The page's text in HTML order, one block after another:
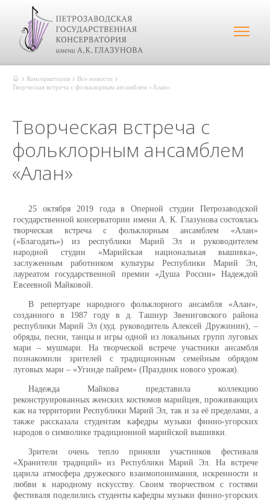
Консерватория
Все новости
Творческая встреча с фольклорным ансамблем «Алан»
Творческая встреча с
фольклорным ансамблем
«Алан»
25 октября 2019 года в Оперной студии Петрозаводской
государственной консерватории имени А. К. Глазунова состоялась
творческая встреча с фольклорным ансамблем «Алан»
(«Благодать») из республики Марий Эл и руководителем
народной студии «Марийская национальная вышивка»,
заслуженным работником культуры Республики Марий Эл,
лауреатом государственной премии «Душа России» Надеждой
Евсеевной Майковой.
В репертуаре народного фольклорного ансамбля «Алан»,
созданного в 1987 году в д. Ташнур Звениговского района
республики Марий Эл (худ. руководитель Алексей Дружинин), –
обряды, песни, танцы и игры одной из локальных групп луговых
мари – мушмари. На творческой встрече участники ансамбля
познакомили зрителей с традиционным семейным обрядом
луговых мари – «Угинде пайрем» (Праздник нового урожая).
Надежда Майкова представила коллекцию
реконструированных женских костюмов марийцев, проживающих
как на территории Республики Марий Эл, так и за её пределами, а
также рассказала студентам кафедры музыки финно-угорских
народов о символике традиционной марийской вышивки.
Зрители очень тепло приняли участников фестиваля
«Хранители традиций» из Республики Марий Эл. На встрече
царила атмосфера дружеского взаимопонимания, искренности и
любви к народному искусству. Своим творчеством с гостями
фестиваля поделились студенты кафедры музыки финно-угорских